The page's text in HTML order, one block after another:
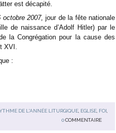
est décapité.
octobre 2007,jour de la fête nationale
de naissance d’Adolf Hitler) par le
la Congrégation pour la cause des
:
DE L'ANNÉE LITURGIQUE, EGLISE, FOI
0 COMMENTAIRE